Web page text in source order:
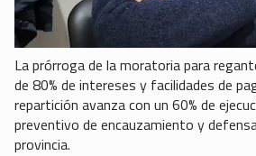
La prórroga de la moratoria para
de 80% de intereses y facilidades de
repartición avanza con un 60% de
preventivo de encauzamiento y
provincia.